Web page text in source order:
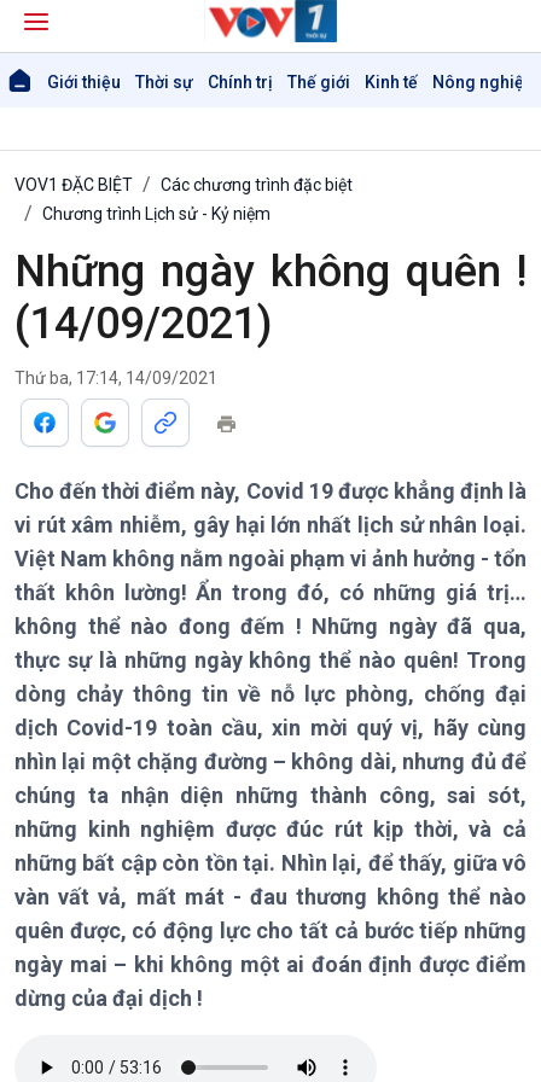
Giới thiệu Thời sự Chính trị Thế giới Kinh tế Nông nghiệp
Giới thiệu
Chuyên mục
Theo dòng Thời sự
Chính trị
Tin Chính trị
Chính phủ với người dân
Quốc hội với cử tri
Xây dựng đảng
Đảng trong cuộc sống
Nhận diện sự thật
Pháp luật và đời sống
Thế giới
Tin thế giới
Vấn đề quốc tế
Hồ sơ sự kiện quốc tế
Thế giới & Việt Nam
Biên cương - Một dải vững
bền
Kinh tế
Tin Kinh tế
Trước giờ mở cửa
Sức sống hàng Việt
Nông nghiệp & Biển đảo
Tin Nông nghiệp & Biển
Biển đảo Việt Nam
VOV1 ĐẶC BIỆT
Các chương trình đặc biệt
Chương trình Lịch sử - Kỷ niệm
Những ngày không quên !
(14/09/2021)
Thứ ba, 17:14, 14/09/2021
Cho đến thời điểm này, Covid 19 được khẳng định là
vi rút xâm nhiễm, gây hại lớn nhất lịch sử nhân loại.
Việt Nam không nằm ngoài phạm vi ảnh hưởng - tổn
thất khôn lường! Ẩn trong đó, có những giá trị…
không thể nào đong đếm ! Những ngày đã qua,
thực sự là những ngày không thể nào quên! Trong
dòng chảy thông tin về nỗ lực phòng, chống đại
dịch Covid-19 toàn cầu, xin mời quý vị, hãy cùng
nhìn lại một chặng đường – không dài, nhưng đủ để
chúng ta nhận diện những thành công, sai sót,
những kinh nghiệm được đúc rút kịp thời, và cả
những bất cập còn tồn tại. Nhìn lại, để thấy, giữa vô
vàn vất vả, mất mát - đau thương không thể nào
quên được, có động lực cho tất cả bước tiếp những
ngày mai – khi không một ai đoán định được điểm
dừng của đại dịch !